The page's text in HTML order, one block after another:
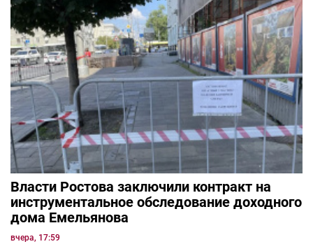
Власти Ростова заключили контракт на
инструментальное обследование доходного
дома Емельянова
вчера, 17:59